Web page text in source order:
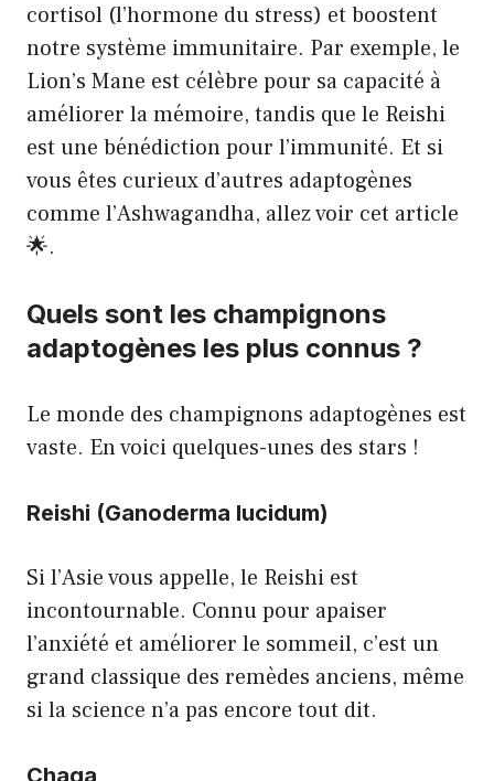
cortisol (l’hormone du stress) et boostent
notre système immunitaire. Par exemple, le
Lion’s Mane est célèbre pour sa capacité à
améliorer la mémoire, tandis que le Reishi
est une bénédiction pour l’immunité. Et si
vous êtes curieux d’autres adaptogènes
comme l’Ashwagandha, allez voir cet article
🌟.
Quels sont les champignons
adaptogènes les plus connus ?
Le monde des champignons adaptogènes est
vaste. En voici quelques-unes des stars !
Reishi (Ganoderma lucidum)
Si l’Asie vous appelle, le Reishi est
incontournable. Connu pour apaiser
l’anxiété et améliorer le sommeil, c’est un
grand classique des remèdes anciens, même
si la science n’a pas encore tout dit.
Chaga